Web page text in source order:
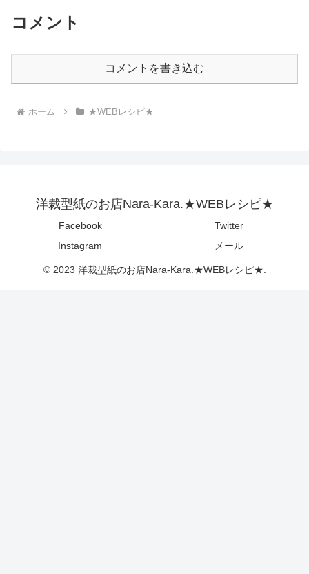
コメント
コメントを書き込む
ホーム ★WEBレシピ★
洋裁型紙のお店Nara-Kara.★WEBレシピ★
Facebook
Twitter
Instagram
メール
© 2023 洋裁型紙のお店Nara-Kara.★WEBレシピ★.